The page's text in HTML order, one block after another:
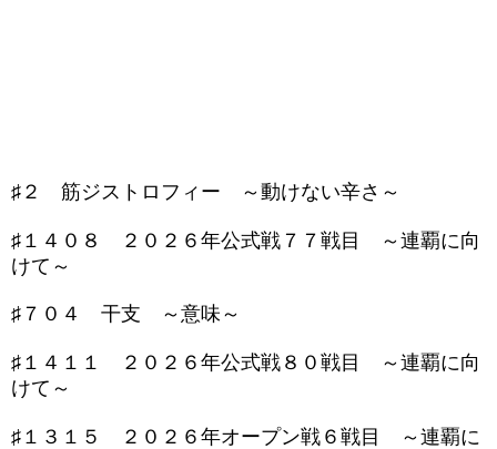
♯２ 筋ジストロフィー ～動けない辛さ～
♯１４０８ ２０２６年公式戦７７戦目 ～連覇に向
けて～
♯７０４ 干支 ～意味～
♯１４１１ ２０２６年公式戦８０戦目 ～連覇に向
けて～
♯１３１５ ２０２６年オープン戦６戦目 ～連覇に